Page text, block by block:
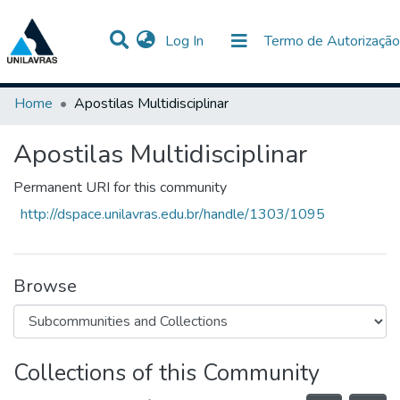
Log In (current) Termo de Autorização
Statistics
Communities & Collections
All of DSpace
Home
Apostilas Multidisciplinar
Apostilas Multidisciplinar
Permanent URI for this community
http://dspace.unilavras.edu.br/handle/1303/1095
Browse
Collections of this Community